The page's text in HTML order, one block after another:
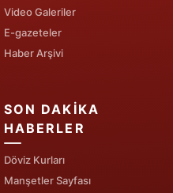
Video Galeriler
E-gazeteler
Haber Arşivi
SON DAKIKA
HABERLER
Döviz Kurları
Manşetler Sayfası